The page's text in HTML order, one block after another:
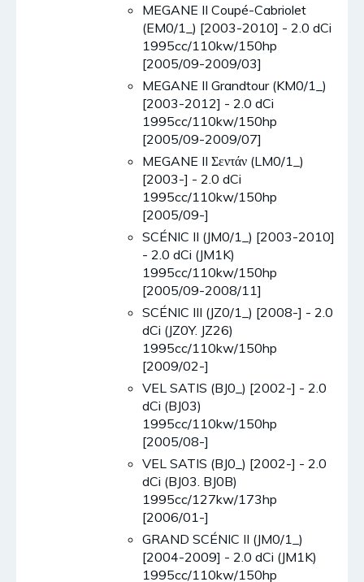
MEGANE II Coupé-Cabriolet
(EM0/1_) [2003-2010] - 2.0 dCi
1995cc/110kw/150hp
[2005/09-2009/03]
MEGANE II Grandtour (KM0/1_)
[2003-2012] - 2.0 dCi
1995cc/110kw/150hp
[2005/09-2009/07]
MEGANE II Σεντάν (LM0/1_)
[2003-] - 2.0 dCi
1995cc/110kw/150hp
[2005/09-]
SCÉNIC II (JM0/1_) [2003-2010]
- 2.0 dCi (JM1K)
1995cc/110kw/150hp
[2005/09-2008/11]
SCÉNIC III (JZ0/1_) [2008-] - 2.0
dCi (JZ0Y. JZ26)
1995cc/110kw/150hp
[2009/02-]
VEL SATIS (BJ0_) [2002-] - 2.0
dCi (BJ03)
1995cc/110kw/150hp
[2005/08-]
VEL SATIS (BJ0_) [2002-] - 2.0
dCi (BJ03. BJ0B)
1995cc/127kw/173hp
[2006/01-]
GRAND SCÉNIC II (JM0/1_)
[2004-2009] - 2.0 dCi (JM1K)
1995cc/110kw/150hp